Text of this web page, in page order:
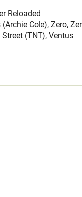
Reloaded
Cole), Zero,
(TNT), Ventus